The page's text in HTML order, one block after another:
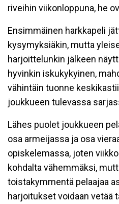
riveihin viikonloppuna, he
Ensimmäinen harkkapeli
kysymyksiäkin, mutta
harjoittelunkin jälkeen
hyvinkin iskukykyinen,
vähintäin tuonne
joukkueen tulevassa
Lähes puolet joukkueen
osa armeijassa ja osa
opiskelemassa, joten
kohdalta vähemmäksi,
toistakymmentä pelaajaa
harjoitukset voidaan vetää